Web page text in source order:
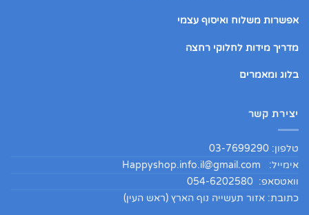
אפשרות משלוח ואיסוף עצמי
מדריך מידות לחלוקי רחצה
בלוג ומאמרים
יצירת קשר
טלפון: 03-7699290
אימייל: Happyshop.info.il@gmail.com
וואטסאפ: 054-6202580
כתובת: אזור תעשייה נוף הארץ (ראש העין)